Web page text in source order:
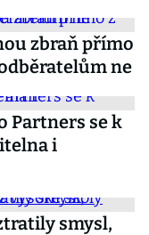
zbraň přímo
ne
Partners se k
i
smysl,